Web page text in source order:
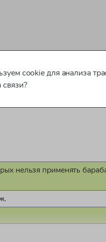
нельзя применять
cookie для анализа